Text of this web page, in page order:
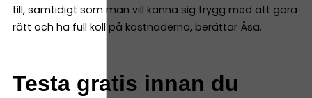
till, samtidigt som man vill känna sig trygg med att göra
rätt och ha full koll på kostnaderna, berättar Åsa.
Testa gratis innan du